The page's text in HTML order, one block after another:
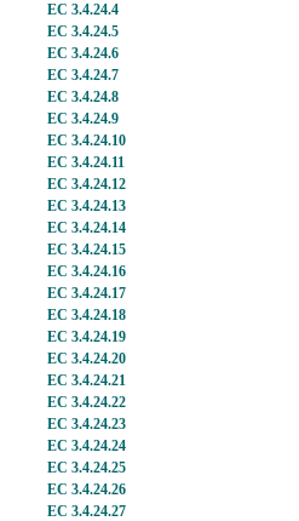
EC 3.4.24.4
EC 3.4.24.5
EC 3.4.24.6
EC 3.4.24.7
EC 3.4.24.8
EC 3.4.24.9
EC 3.4.24.10
EC 3.4.24.11
EC 3.4.24.12
EC 3.4.24.13
EC 3.4.24.14
EC 3.4.24.15
EC 3.4.24.16
EC 3.4.24.17
EC 3.4.24.18
EC 3.4.24.19
EC 3.4.24.20
EC 3.4.24.21
EC 3.4.24.22
EC 3.4.24.23
EC 3.4.24.24
EC 3.4.24.25
EC 3.4.24.26
EC 3.4.24.27